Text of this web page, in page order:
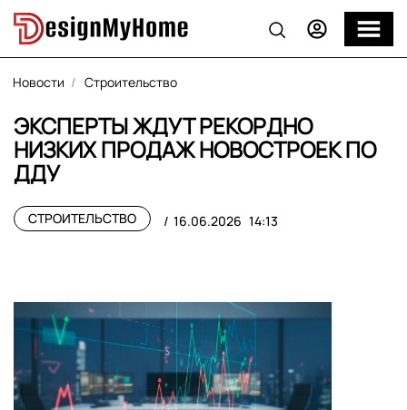
Новости Строительство
ЭКСПЕРТЫ ЖДУТ РЕКОРДНО
НИЗКИХ ПРОДАЖ НОВОСТРОЕК ПО
ДДУ
СТРОИТЕЛЬСТВО 16.06.2026 14:13